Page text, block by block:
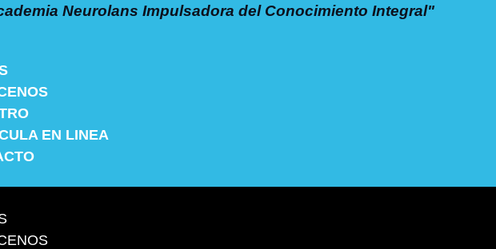
Neurolans Impulsadora del Conocimiento Integral"
EN LINEA